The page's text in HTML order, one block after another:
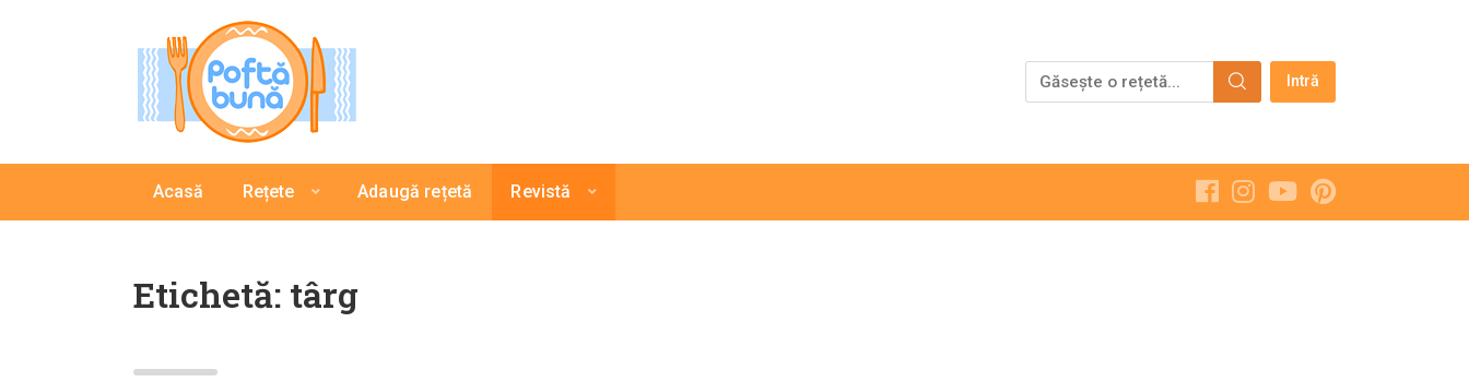
Intră
Acasă Rețete Adaugă rețetă Revistă
Etichetă: târg